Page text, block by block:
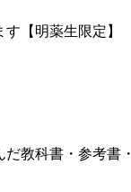
【明薬生限定】
教科書・参考書・